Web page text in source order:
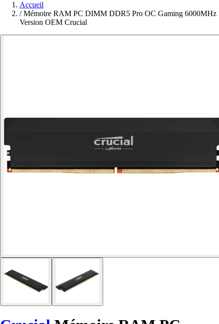
Accueil
/ Mémoire RAM PC DIMM DDR5 Pro OC Gaming 6000MHz
Version OEM Crucial